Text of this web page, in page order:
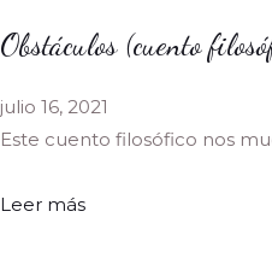
Obstáculos (cuento
julio 16, 2021
Este cuento filosófico nos
Leer más